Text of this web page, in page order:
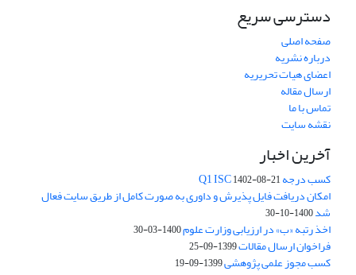
دسترسی سریع
صفحه اصلی
درباره نشریه
اعضای هیات تحریریه
ارسال مقاله
تماس با ما
نقشه سایت
آخرین اخبار
کسب درجه Q1 ISC1402-08-21
امکان دریافت فایل پذیرش و داوری به صورت کامل از طریق سایت فعال
شد1400-10-30
اخذ رتبه «ب» در ارزیابی وزارت علوم1400-03-30
فراخوان ارسال مقالات1399-09-25
کسب مجوز علمی پژوهشی1399-09-19